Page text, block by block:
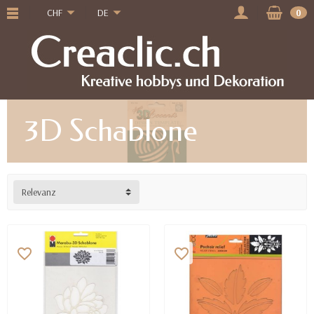
CHF DE 0
3D Schablone
Relevanz
favorite_border favorite_border